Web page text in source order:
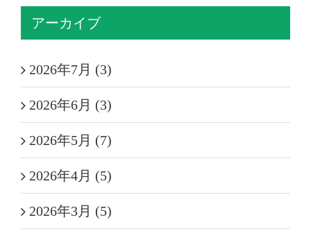
アーカイブ
2026年7月 (3)
2026年6月 (3)
2026年5月 (7)
2026年4月 (5)
2026年3月 (5)